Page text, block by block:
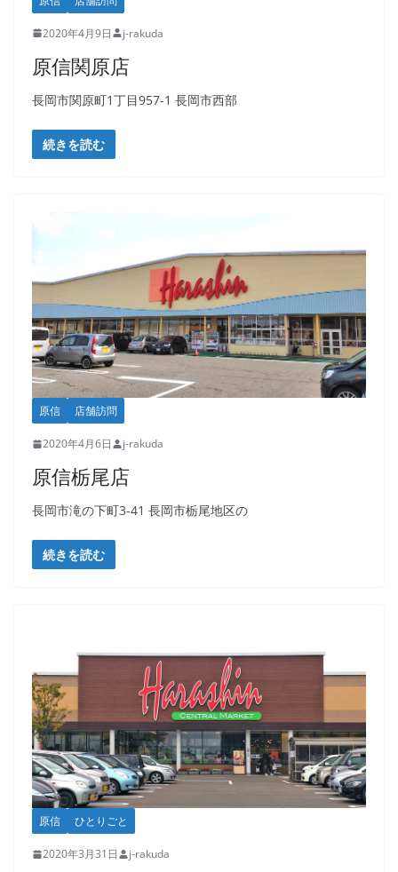
2020年4月9日 j-rakuda
原信関原店
長岡市関原町1丁目957-1 長岡市西部
続きを読む
原信 店舗訪問
2020年4月6日 j-rakuda
原信栃尾店
長岡市滝の下町3-41 長岡市栃尾地区の
続きを読む
原信 ひとりごと
2020年3月31日 j-rakuda